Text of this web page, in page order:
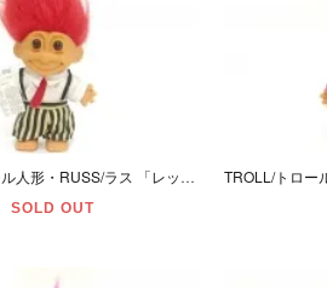
TROLL/トロール人形・RUSS/ラス 「レッド/Ｍ/ビジネスマン」
SOLD OUT